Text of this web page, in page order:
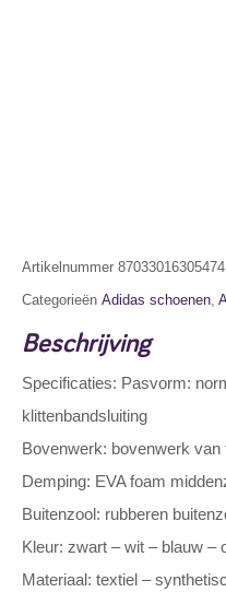
Artikelnummer
Categorieën Adidas schoenen,
Beschrijving
Specificaties: Pasvorm:
klittenbandsluiting
Bovenwerk: bovenwerk
Demping: EVA foam
Buitenzool: rubberen
Kleur: zwart – wit – blauw –
Materiaal: textiel –